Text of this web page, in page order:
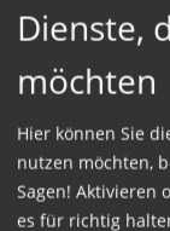
Diese
loggen Sie
Produkt
Dienste,
möchten
Hier können Sie
nutzen möchten,
Sagen! Aktivieren
es für richtig